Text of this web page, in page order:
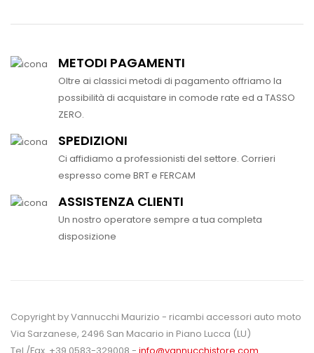
METODI PAGAMENTI
Oltre ai classici metodi di pagamento offriamo la
possibilità di acquistare in comode rate ed a TASSO
ZERO.
SPEDIZIONI
Ci affidiamo a professionisti del settore. Corrieri
espresso come BRT e FERCAM
ASSISTENZA CLIENTI
Un nostro operatore sempre a tua completa
disposizione
Copyright by Vannucchi Maurizio - ricambi accessori auto moto
Via Sarzanese, 2496 San Macario in Piano Lucca (LU)
Tel./Fax. +39 0583-329008 - info@vannucchistore.com